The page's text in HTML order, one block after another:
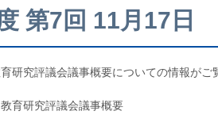
第7回 11月17日
研究評議会議事概要についての情報がご
育研究評議会議事概要